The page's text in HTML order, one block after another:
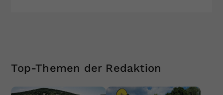
Top-Themen der Redaktion